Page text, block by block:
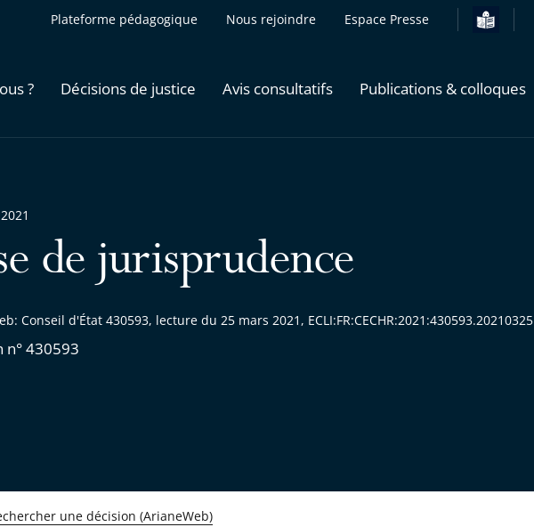
Plateforme pédagogique Nous rejoindre Espace Presse
? Décisions de justice Avis consultatifs Publications & colloques
de jurisprudence
Conseil d'État 430593, lecture du 25 mars 2021, ECLI:FR:CECHR:2021:430593.20210325
n° 430593
une décision (ArianeWeb)